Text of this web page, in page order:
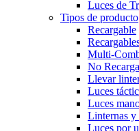
Luces de
Tipos de producto
Recargable
Multi-
No
Llevar
Luces
Luces
Linternas y
Luces por